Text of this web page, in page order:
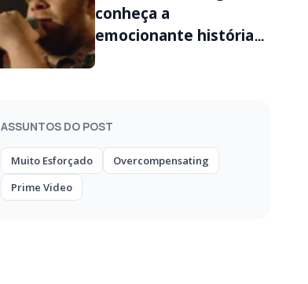
conheça a
emocionante história
ASSUNTOS DO POST
Muito Esforçado
Overcompensating
Prime Video